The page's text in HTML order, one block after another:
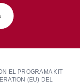
EL PROGRAMA KIT
(EU) DEL